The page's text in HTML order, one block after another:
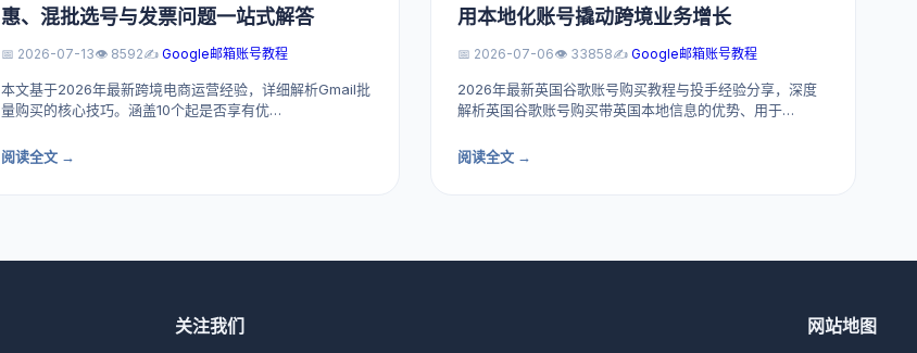
惠、混批选号与发票问题一站式解答
📅 2026-07-13👁️ 8592✍️ Google邮箱账号教程
本文基于2026年最新跨境电商运营经验，详细解析Gmail批
量购买的核心技巧。涵盖10个起是否享有优…
阅读全文 →
用本地化账号撬动跨境业务增长
📅 2026-07-06👁️ 33858✍️ Google邮箱账号教程
2026年最新英国谷歌账号购买教程与投手经验分享，深度
解析英国谷歌账号购买带英国本地信息的优势、用于…
阅读全文 →
关注我们 网站地图